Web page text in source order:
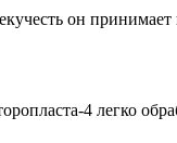
он
4 легко